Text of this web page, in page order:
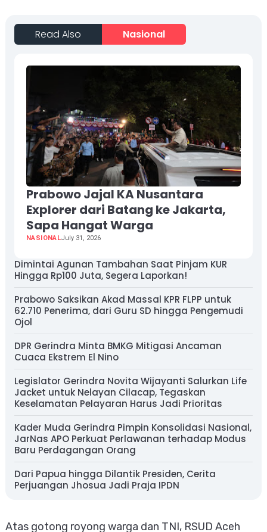
Read Also Nasional
Prabowo Jajal KA Nusantara
Explorer dari Batang ke Jakarta,
Sapa Hangat Warga
NASIONALJuly 31, 2026
Dimintai Agunan Tambahan Saat Pinjam KUR
Hingga Rp100 Juta, Segera Laporkan!
Prabowo Saksikan Akad Massal KPR FLPP untuk
62.710 Penerima, dari Guru SD hingga Pengemudi
Ojol
DPR Gerindra Minta BMKG Mitigasi Ancaman
Cuaca Ekstrem El Nino
Legislator Gerindra Novita Wijayanti Salurkan Life
Jacket untuk Nelayan Cilacap, Tegaskan
Keselamatan Pelayaran Harus Jadi Prioritas
Kader Muda Gerindra Pimpin Konsolidasi Nasional,
JarNas APO Perkuat Perlawanan terhadap Modus
Baru Perdagangan Orang
Dari Papua hingga Dilantik Presiden, Cerita
Perjuangan Jhosua Jadi Praja IPDN
Atas gotong royong warga dan TNI, RSUD Aceh